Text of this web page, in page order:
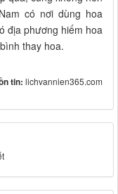
có nơi dùng hoa
địa phương hiếm hoa
thay hoa.
tin: lichvannien365.com